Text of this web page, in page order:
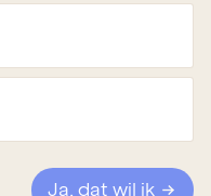
Ja, dat wil ik